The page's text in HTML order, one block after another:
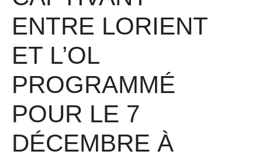
ENTRE LORIENT
ET L’OL
PROGRAMMÉ
POUR LE 7
DÉCEMBRE À